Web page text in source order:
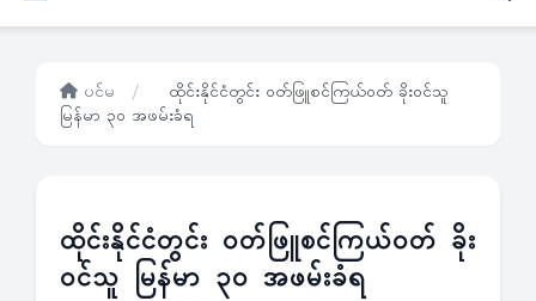
ပင်မ /
ထိုင်းနိုင်ငံတွင်း ဝတ်ဖြူစင်ကြယ်ဝတ် ခိုးဝင်သူ
မြန်မာ ၃၀ အဖမ်းခံရ
ထိုင်းနိုင်ငံတွင်း ဝတ်ဖြူစင်ကြယ်ဝတ် ခိုး
ဝင်သူ မြန်မာ ၃၀ အဖမ်းခံရ